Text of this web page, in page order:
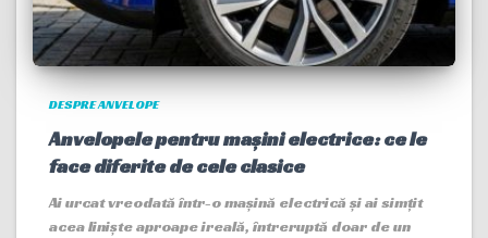
DESPRE ANVELOPE
Anvelopele pentru mașini electrice: ce le
face diferite de cele clasice
Ai urcat vreodată într-o mașină electrică și ai simțit
acea liniște aproape ireală, întreruptă doar de un